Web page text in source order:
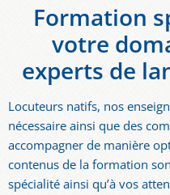
Formation
votre
experts de
Locuteurs natifs, nos
nécessaire ainsi que des
accompagner de manière
contenus de la formation
spécialité ainsi qu’à vos